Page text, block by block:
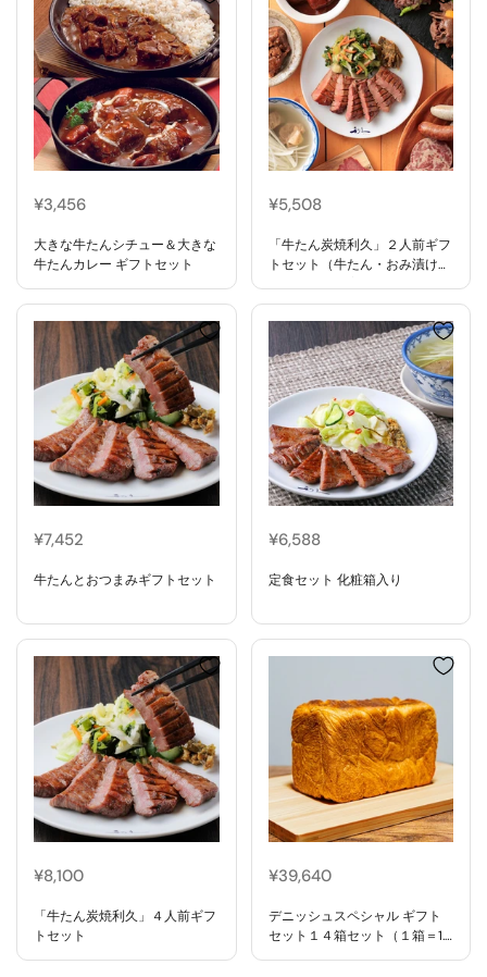
¥3,456
大きな牛たんシチュー＆大きな
牛たんカレー ギフトセット
¥5,508
「牛たん炭焼利久」２人前ギフ
トセット（牛たん・おみ漬け・
¥7,452
牛たんとおつまみギフトセット
¥6,588
定食セット 化粧箱入り
¥8,100
「牛たん炭焼利久」４人前ギフ
トセット
¥39,640
デニッシュスペシャル ギフト
セット１４箱セット（１箱＝1.5